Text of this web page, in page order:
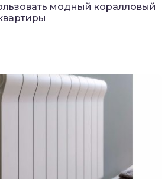
модный коралловый